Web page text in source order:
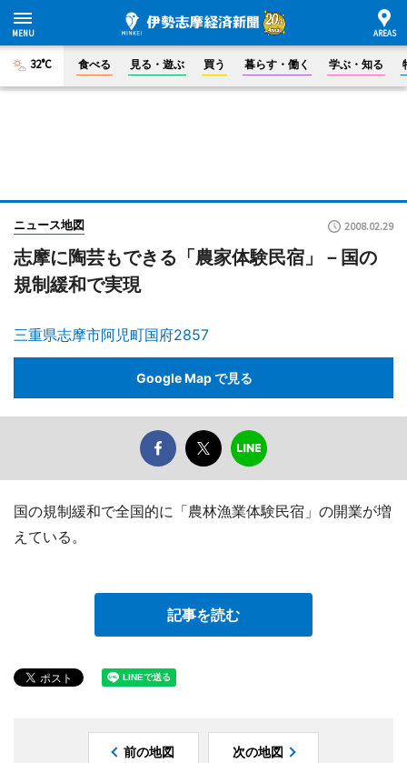
32°C 食べる 見る・遊ぶ 買う 暮らす・働く 学ぶ・知る
ニュース地図 2008.02.29
志摩に陶芸もできる「農家体験民宿」－国の
規制緩和で実現
三重県志摩市阿児町国府2857
Google Map で見る
国の規制緩和で全国的に「農林漁業体験民宿」の開業が増
えている。
記事を読む
前の地図 次の地図